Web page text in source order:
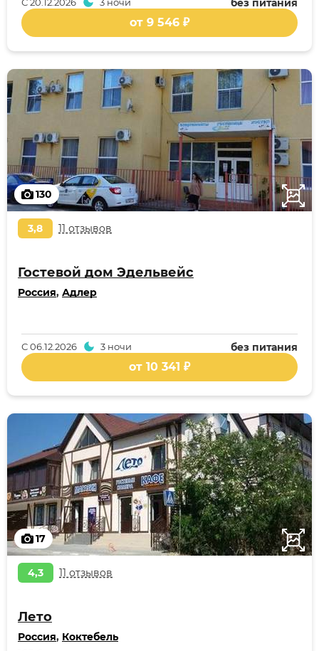
без питания
от 9 546 ₽
130
3,8 11 отзывов
Гостевой дом Эдельвейс
Россия, Адлер
без питания
С06.12.2026 3 ночи
от 10 341 ₽
17
4,3 11 отзывов
Лето
Россия, Коктебель